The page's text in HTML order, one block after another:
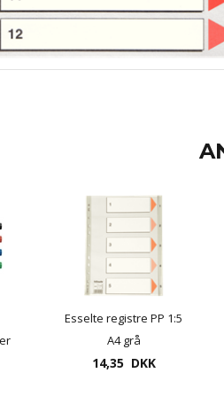
Esselte registre PP 1:5
A4 grå
14,35 DKK